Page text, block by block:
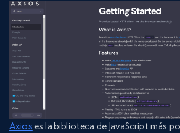
Axios es la biblioteca de JavaScript más